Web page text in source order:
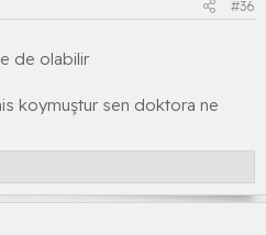
#36
de olabilir
koymuştur sen doktora ne